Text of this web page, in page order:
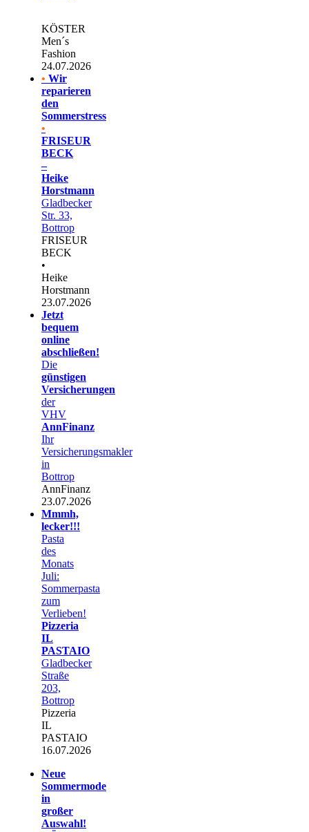
KÖSTER
Men´s
Fashion
24.07.2026
• Wir
reparieren
den
Sommerstress
•
FRISEUR
BECK
–
Heike
Horstmann
Gladbecker
Str. 33,
Bottrop
FRISEUR
BECK
•
Heike
Horstmann
23.07.2026
Jetzt
bequem
online
abschließen!
Die
günstigen
Versicherungen
der
VHV
AnnFinanz
Ihr
Versicherungsmakler
in
Bottrop
AnnFinanz
23.07.2026
Mmmh,
lecker!!!
Pasta
des
Monats
Juli:
Sommerpasta
zum
Verlieben!
Pizzeria
IL
PASTAIO
Gladbecker
Straße
203,
Bottrop
Pizzeria
IL
PASTAIO
16.07.2026
Neue
Sommermode
in
großer
Auswahl!